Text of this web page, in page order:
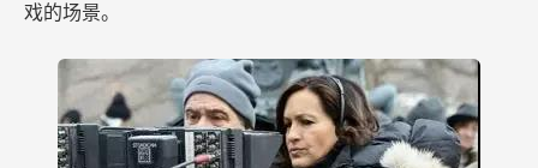
戏的场景。